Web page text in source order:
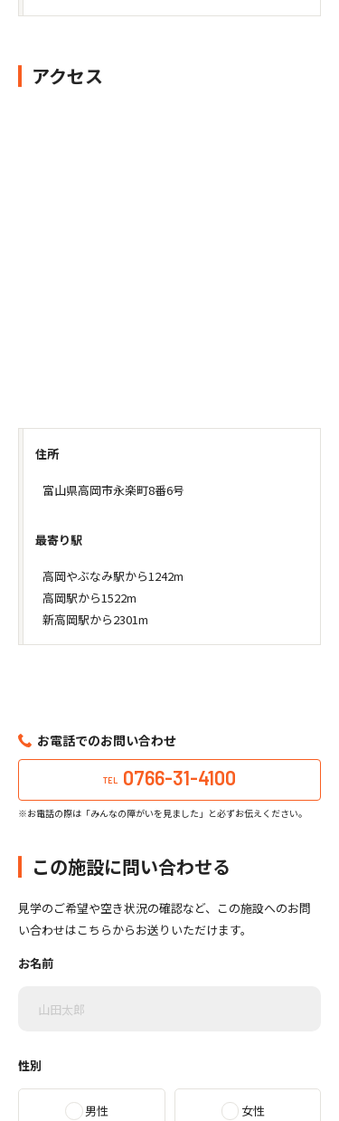
アクセス
住所
富山県高岡市永楽町8番6号
最寄り駅
高岡やぶなみ駅から1242m
高岡駅から1522m
新高岡駅から2301m
お電話でのお問い合わせ
TEL 0766-31-4100
※お電話の際は「みんなの障がいを見ました」と必ずお伝えください。
この施設に問い合わせる
見学のご希望や空き状況の確認など、この施設へのお問
い合わせはこちらからお送りいただけます。
お名前
性別
男性 女性